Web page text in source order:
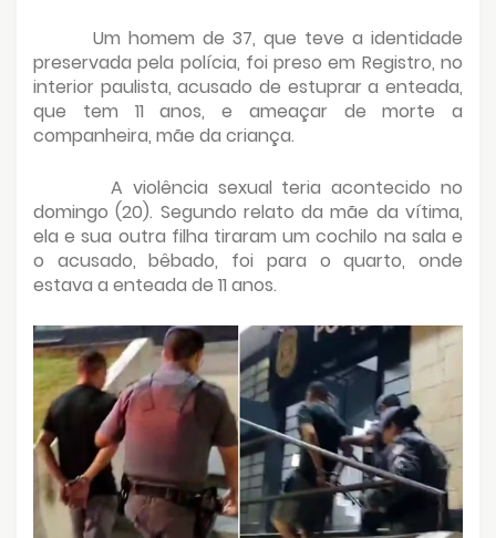
Um homem de 37, que teve a identidade
preservada pela polícia, foi preso em Registro, no
interior paulista, acusado de estuprar a enteada,
que tem 11 anos, e ameaçar de morte a
companheira, mãe da criança.
A violência sexual teria acontecido no
domingo (20). Segundo relato da mãe da vítima,
ela e sua outra filha tiraram um cochilo na sala e
o acusado, bêbado, foi para o quarto, onde
estava a enteada de 11 anos.